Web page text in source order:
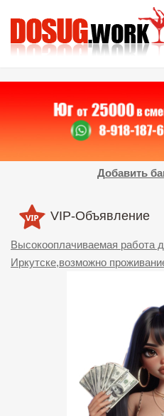
Добавить
VIP-Объявление
Высокооплачиваемая работа
Иркутске,возможно